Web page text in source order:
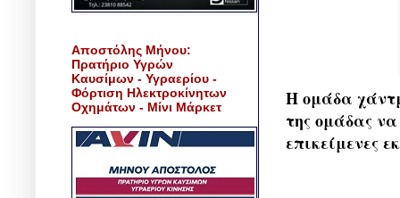
Η ομάδα
της ομάδας να
επικείμενες
Αποστόλης Μήνου:
Πρατήριο Υγρών
Καυσίμων - Υγραερίου -
Φόρτιση Ηλεκτροκίνητων
Οχημάτων - Μίνι Μάρκετ